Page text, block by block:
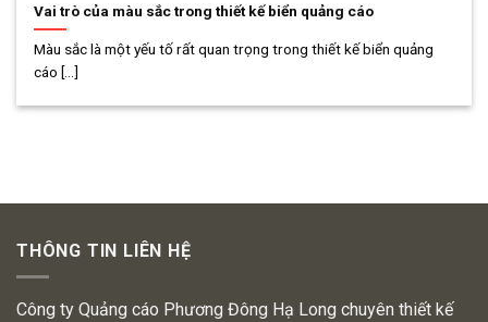
Vai trò của màu sắc trong thiết kế biển quảng cáo
Màu sắc là một yếu tố rất quan trọng trong thiết kế biển quảng
cáo [...]
THÔNG TIN LIÊN HỆ
Công ty Quảng cáo Phương Đông Hạ Long chuyên thiết kế